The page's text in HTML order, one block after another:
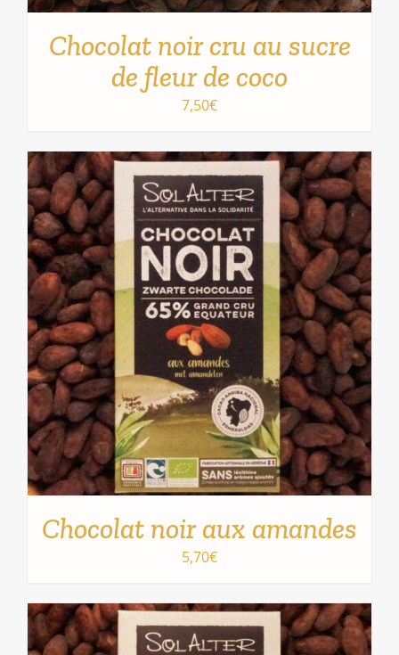
AJOUTER AU PANIER
DÉTAILS
Chocolat noir cru au sucre
de fleur de coco
7,50€
Chocolat noir aux amandes
5,70€